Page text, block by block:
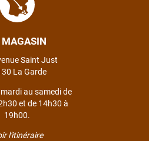
MAGASIN
Saint Just
La Garde
au samedi de
et de 14h30 à
19h00.
l'itinéraire